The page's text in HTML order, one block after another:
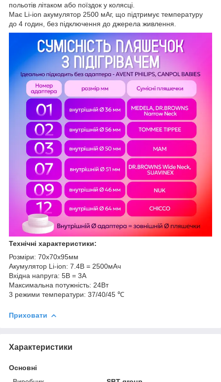
польотів літаком або поїздок у колясці.
Має Li-ion акумулятор 2500 мАг, що підтримує температуру
до 4 годин, без підключення до джерела живлення.
Технічні характеристики:
Розміри: 70х70х95мм
Акумулятор Li-ion: 7.4В = 2500мАч
Вхідна напруга: 5В = 3А
Максимальна потужність: 24Вт
3 режими температури: 37/40/45 ℃
Приховати
Характеристики
Основні